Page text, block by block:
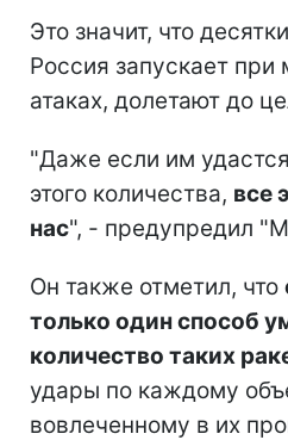
Это значит, что
Россия запускает
атаках, долетают до
"Даже если им
этого количества, все
нас", - предупредил
Он также отметил, что
только один способ
количество таких
удары по каждому
вовлеченному в их